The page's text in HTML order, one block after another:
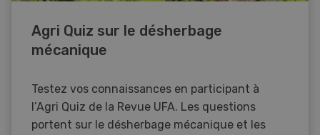
Agri Quiz sur le désherbage
mécanique
Testez vos connaissances en participant à
l’Agri Quiz de la Revue UFA. Les questions
portent sur le désherbage mécanique et les